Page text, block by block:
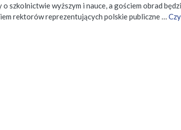
szkolnictwie wyższym i nauce, a gościem obrad
rektorów reprezentujących polskie publiczne …